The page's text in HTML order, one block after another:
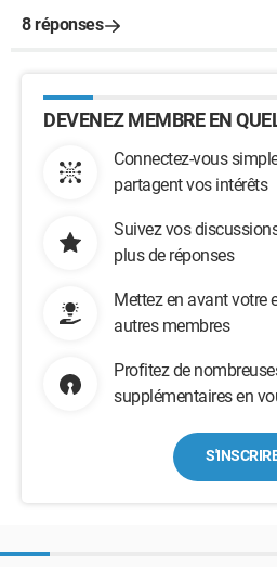
8 réponses
DEVENEZ MEMBRE EN
Connectez-vous
partagent vos intérêts
Suivez vos
plus de réponses
Mettez en avant votre
autres membres
Profitez de
supplémentaires en